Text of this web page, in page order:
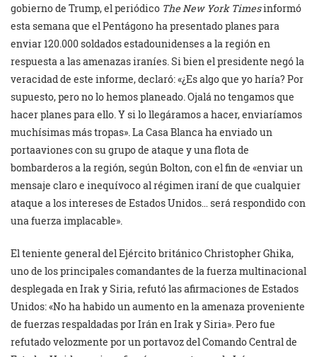
gobierno de Trump, el periódico The New York Timesinformó
esta semana que el Pentágono ha presentado planes para
enviar 120.000 soldados estadounidenses a la región en
respuesta a las amenazas iraníes. Si bien el presidente negó la
veracidad de este informe, declaró: «¿Es algo que yo haría? Por
supuesto, pero no lo hemos planeado. Ojalá no tengamos que
hacer planes para ello. Y si lo llegáramos a hacer, enviaríamos
muchísimas más tropas». La Casa Blanca ha enviado un
portaaviones con su grupo de ataque y una flota de
bombarderos a la región, según Bolton, con el fin de «enviar un
mensaje claro e inequívoco al régimen iraní de que cualquier
ataque a los intereses de Estados Unidos… será respondido con
una fuerza implacable».
El teniente general del Ejército británico Christopher Ghika,
uno de los principales comandantes de la fuerza multinacional
desplegada en Irak y Siria, refutó las afirmaciones de Estados
Unidos: «No ha habido un aumento en la amenaza proveniente
de fuerzas respaldadas por Irán en Irak y Siria». Pero fue
refutado velozmente por un portavoz del Comando Central de